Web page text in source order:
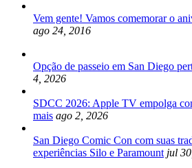
Vem gente! Vamos comemorar o
ago 24, 2016
Opção de passeio em San Diego
4, 2026
SDCC 2026: Apple TV empolga
mais ago 2, 2026
San Diego Comic Con com suas
experiências Silo e Paramount jul